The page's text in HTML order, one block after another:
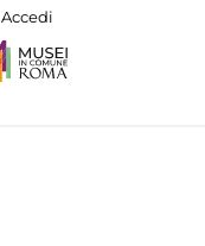
Accedi